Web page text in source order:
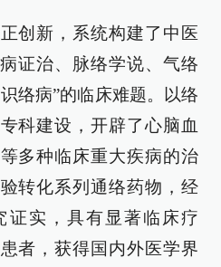
创新，系统构建了中医
证治、脉络学说、气络
络病”的临床难题。以络
科建设，开辟了心脑血
多种临床重大疾病的治
转化系列通络药物，经
证实，具有显著临床疗
者，获得国内外医学界